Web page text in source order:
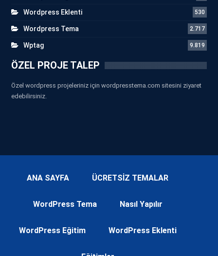
Wordpress Eklenti 530
Wordpress Tema 2.717
Wptag 9.819
ÖZEL PROJE TALEP
Özel wordpress projeleriniz için wordpresstema.com sitesini ziyaret
edebilirsiniz.
ANA SAYFA ÜCRETSİZ TEMALAR
WordPress Tema Nasıl Yapılır
WordPress Eğitim WordPress Eklenti